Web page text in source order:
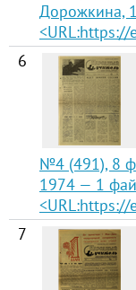
Дорожкина,
<URL:https://
6
№4 (491), 8
1974 — 1
<URL:https://
7